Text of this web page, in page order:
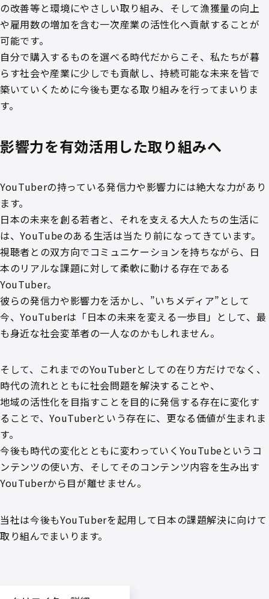
の改善等と環境にやさしい取り組み、そして漁獲量の向上
や雇用数の増加を含む一次産業の活性化へ貢献することが
可能です。
自分で購入するものを選べる時代だからこそ、私たちが暮
らす社会や産業に少しでも貢献し、持続可能な未来を皆で
築いていくために今後も更なる取り組みを行ってまいりま
す。
影響力を有効活用した取り組みへ
YouTuberの持っている発信力や影響力には絶大な力があり
ます。
日本の未来を創る若者と、それを支える大人たちの生活に
は、YouTubeのある生活は当たり前になってきています。
視聴者との双方向でコミュニケーションを持ちながら、日
本のリアルな課題に対して柔軟に動ける存在である
YouTuber。
彼らの発信力や影響力を活かし、”いちメディア”として
今、YouTuberは「日本の未来を変える一歩目」として、最
も身近な社会変革者の一人なのかもしれません。
そして、これまでのYouTuberとしての在り方だけでなく、
時代の流れとともに社会問題を解決することや、
地域の活性化を目指すことを目的に発信する存在に変化す
ることで、YouTuberという存在に、更なる価値が生まれま
す。
今後も時代の変化とともに変わっていくYouTubeというコ
ンテンツの使い方、そしてそのコンテンツ内容を生み出す
YouTuberから目が離せません。
当社は今後もYouTuberを起用して日本の課題解決に向けて
取り組んでまいります。